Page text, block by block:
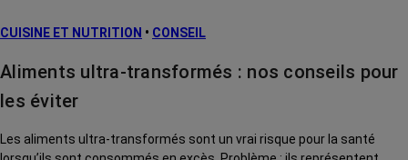
Traitements
La vie autour
CUISINE ET NUTRITION • CONSEIL
Aliments ultra-transformés : nos conseils pour
les éviter
Les aliments ultra-transformés sont un vrai risque pour la santé